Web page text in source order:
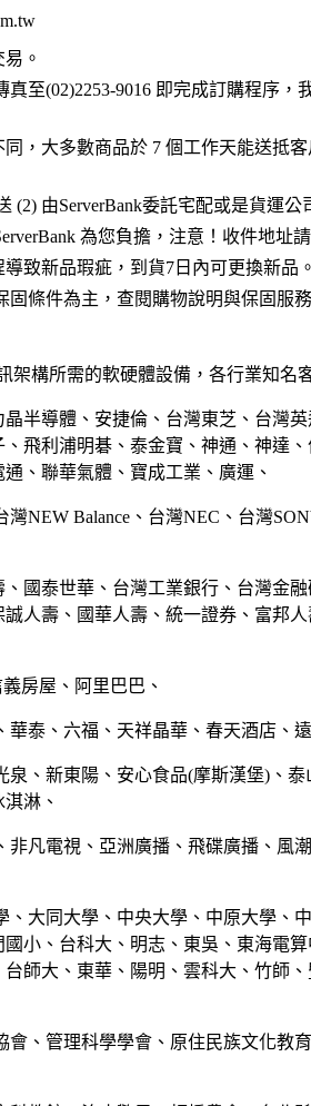
。
至(02)2253-9016 即完成訂購程序，
，大多數商品於 7 個工作天能送抵客
由ServerBank委託宅配或是貨運公
為您負擔，注意！收件地址
致新品瑕疵，到貨7日內可更換新品。
條件為主，查閱購物說明與保固服務
架構所需的軟硬體設備，各行業知名
半導體、安捷倫、台灣東芝、台灣
飛利浦明碁、泰金寶、神通、神達、
、聯華氣體、寶成工業、廣運、
NEW Balance、台灣NEC、台灣
國泰世華、台灣工業銀行、台灣金
人壽、國華人壽、統一證券、富邦
房屋、阿里巴巴、
泰、六福、天祥晶華、春天酒店、
泉、新東陽、安心食品(摩斯漢堡)、
淋、
凡電視、亞洲廣播、飛碟廣播、風
大同大學、中央大學、中原大學、
小、台科大、明志、東吳、東海電
師大、東華、陽明、雲科大、竹師
、管理科學學會、原住民族文化教